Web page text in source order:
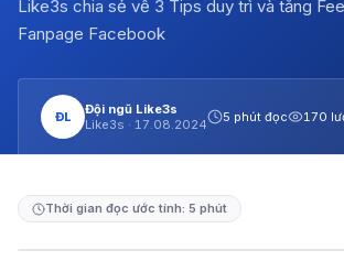
Like3s chia sẻ về 3 Tips duy trì và tăng
Fanpage Facebook
ĐL
Đội ngũ Like3s
Like3s · 17.08.2024
5 phút đọc 170
Thời gian đọc ước tính: 5 phút